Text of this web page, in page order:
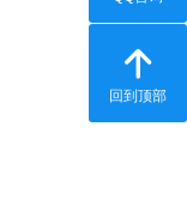
回到顶部